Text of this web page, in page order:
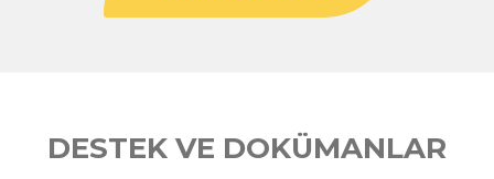
DESTEK VE DOKÜMANLAR